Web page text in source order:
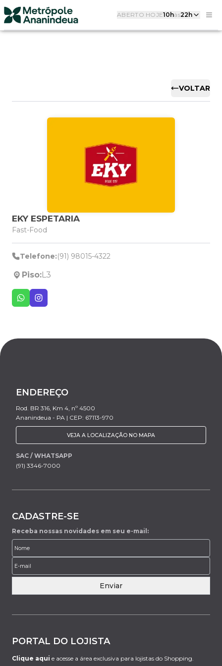
ABERTO HOJE10hàs22h
VOLTAR
EKY ESPETARIA
Fast-Food
Telefone:(91) 98015-4322
Piso:L3
ENDEREÇO
Rod. BR 316, Km 4, nº 4500
Ananindeua - PA | CEP: 67113-970
VEJA A LOCALIZAÇÃO NO MAPA
SAC / WHATSAPP
(91) 3346-7000
CADASTRE-SE
Receba nossas novidades em seu e-mail:
Enviar
PORTAL DO LOJISTA
Clique aqui e acesse a área exclusiva para lojistas do Shopping.